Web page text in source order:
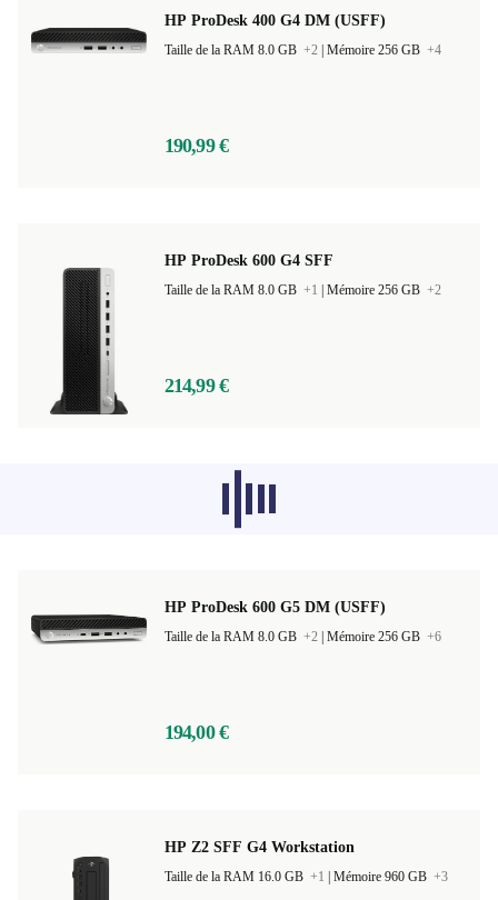
HP ProDesk 400 G4 DM (USFF)
Taille de la RAM 8.0 GB +2 Mémoire 256 GB +4
190,99 €
HP ProDesk 600 G4 SFF
Taille de la RAM 8.0 GB +1 Mémoire 256 GB +2
214,99 €
Les produits recommandés dans d'autres
catégories ne se chargent pas pour le
HP ProDesk 600 G5 DM (USFF)
HP Z2 SFF G4 Workstation